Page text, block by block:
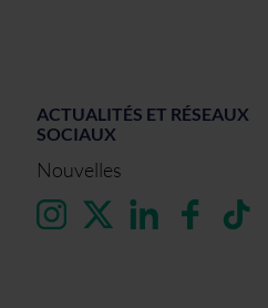
ACTUALITÉS ET RÉSEAUX
SOCIAUX
Nouvelles